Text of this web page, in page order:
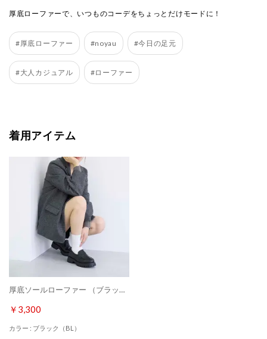
厚底ローファーで、いつものコーデをちょっとだけモードに！
#厚底ローファー #noyau #今日の足元
#大人カジュアル #ローファー
着用アイテム
厚底ソールローファー （ブラック）
￥3,300
カラー : ブラック（BL）